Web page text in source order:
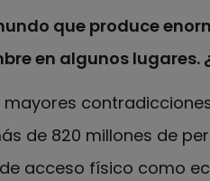
que produce
en algunos
mayores
de 820 millones de
acceso físico como